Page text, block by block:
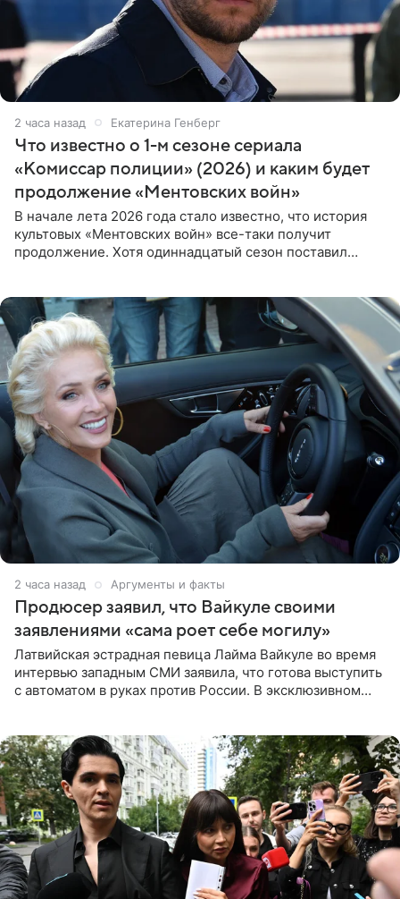
2 часа назад Екатерина Генберг
Что известно о 1-м сезоне сериала
«Комиссар полиции» (2026) и каким будет
продолжение «Ментовских войн»
В начале лета 2026 года стало известно, что история
культовых «Ментовских войн» все-таки получит
продолжение. Хотя одиннадцатый сезон поставил
2 часа назад Аргументы и факты
Продюсер заявил, что Вайкуле своими
заявлениями «сама роет себе могилу»
Латвийская эстрадная певица Лайма Вайкуле во время
интервью западным СМИ заявила, что готова выступить
с автоматом в руках против России. В эксклюзивном